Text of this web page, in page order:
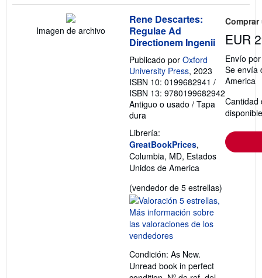
Imagen de archivo
Rene Descartes:
Regulae Ad
Directionem Ingenii
Publicado por Oxford
University Press, 2023
ISBN 10: 0199682941 /
ISBN 13: 9780199682942
Antiguo o usado / Tapa
dura
Librería:
GreatBookPrices,
Columbia, MD, Estados
Unidos de America
(vendedor de 5 estrellas)
Condición: As New.
Unread book in perfect
EUR
Envío
Se envía
America
Cantidad